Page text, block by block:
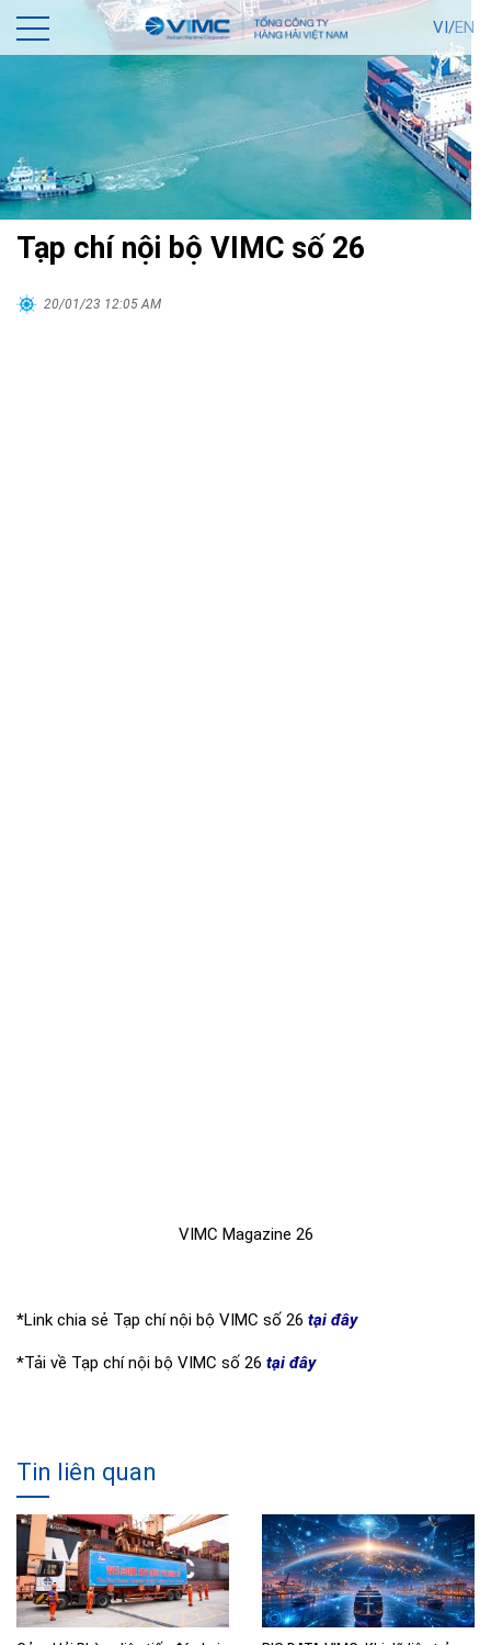
VI/EN
Tạp chí nội bộ VIMC số 26
20/01/23 12:05 AM
VIMC Magazine 26
*Link chia sẻ Tạp chí nội bộ VIMC số 26 tại đây
*Tải về Tạp chí nội bộ VIMC số 26 tại đây
Tin liên quan